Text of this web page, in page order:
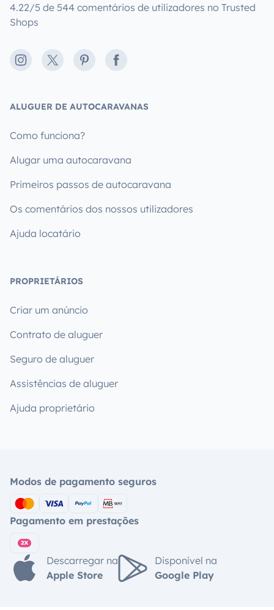
4.22/5 de 544 comentários de utilizadores no Trusted
Shops
Instagram
X PinterestFacebook
ALUGUER DE AUTOCARAVANAS
Como funciona?
Alugar uma autocaravana
Primeiros passos de autocaravana
Os comentários dos nossos utilizadores
Ajuda locatário
PROPRIETÁRIOS
Criar um anúncio
Contrato de aluguer
Seguro de aluguer
Assistências de aluguer
Ajuda proprietário
Modos de pagamento seguros
Pagamento em prestações
Descarregar na
Apple Store
Disponível na
Google Play